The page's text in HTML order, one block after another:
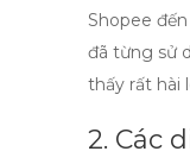
Shopee
đã từng sử
thấy rất hài
2. Các